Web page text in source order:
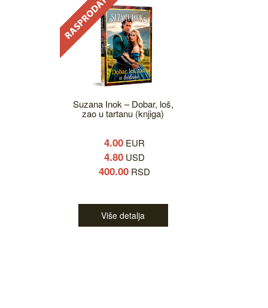
Suzana Inok – Dobar, loš,
zao u tartanu (knjiga)
4.00 EUR
4.80 USD
400.00 RSD
Više detalja